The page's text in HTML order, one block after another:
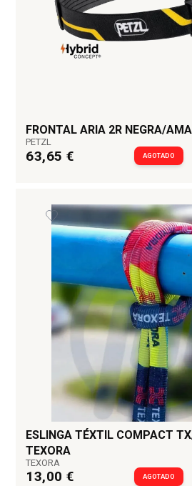
FRONTAL ARIA 2R NEGRA/
PETZL
63,65 € AGOTADO
ESLINGA TÉXTIL COMPACT
TEXORA
TEXORA
13,00 € AGOTADO